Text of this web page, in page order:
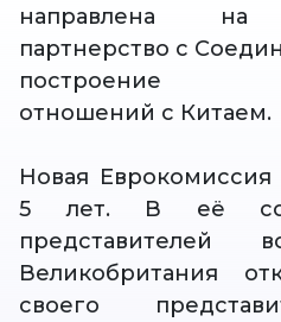
направлена на
партнерство с
построение
отношений с Китаем.
Новая
5 лет. В её
Великобритания
своего